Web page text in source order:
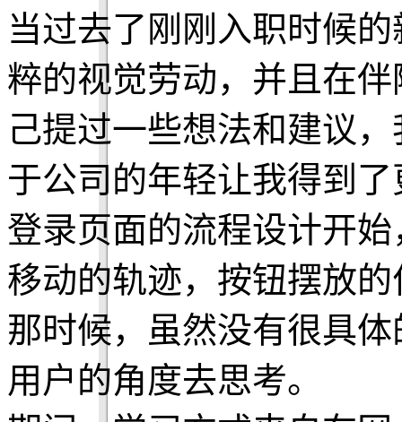
当过去了刚刚入职时候
粹的视觉劳动，并且在
己提过一些想法和建议
于公司的年轻让我得到
登录页面的流程设计开
移动的轨迹，按钮摆放
那时候，虽然没有很具
用户的角度去思考。